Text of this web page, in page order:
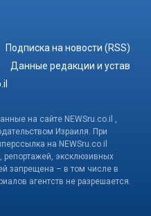
Подписка на новости (RSS)
Данные редакции и устав
на сайте NEWSru.co.il ,
Израиля. При
на NEWSru.co.il
репортажей, эксклюзивных
запрещена – в том числе в
агентств не разрешается.